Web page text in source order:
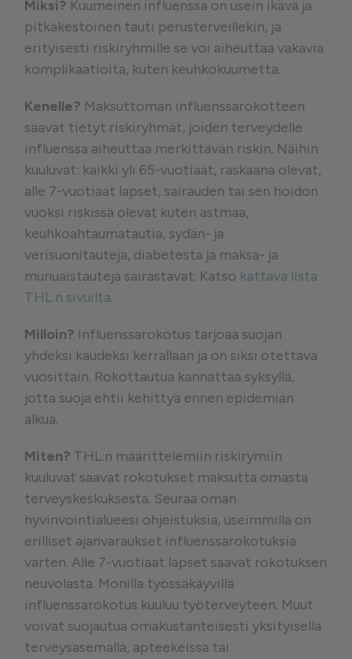
Miksi? Kuumeinen influenssa on usein ikävä ja
pitkäkestoinen tauti perusterveillekin, ja
erityisesti riskiryhmille se voi aiheuttaa vakavia
komplikaatioita, kuten keuhkokuumetta.
Kenelle? Maksuttoman influenssarokotteen
saavat tietyt riskiryhmät, joiden terveydelle
influenssa aiheuttaa merkittävän riskin. Näihin
kuuluvat: kaikki yli 65-vuotiaat, raskaana olevat,
alle 7-vuotiaat lapset, sairauden tai sen hoidon
vuoksi riskissä olevat kuten astmaa,
keuhkoahtaumatautia, sydän- ja
verisuonitauteja, diabetesta ja maksa- ja
munuaistauteja sairastavat. Katso kattava lista
THL:n sivuilta.
Milloin? Influenssarokotus tarjoaa suojan
yhdeksi kaudeksi kerrallaan ja on siksi otettava
vuosittain. Rokottautua kannattaa syksyllä,
jotta suoja ehtii kehittyä ennen epidemian
alkua.
Miten? THL:n määrittelemiin riskirymiin
kuuluvat saavat rokotukset maksutta omasta
terveyskeskuksesta. Seuraa oman
hyvinvointialueesi ohjeistuksia, useimmilla on
erilliset ajanvaraukset influenssarokotuksia
varten. Alle 7-vuotiaat lapset saavat rokotuksen
neuvolasta. Monilla työssäkäyvillä
influenssarokotus kuuluu työterveyteen. Muut
voivat suojautua omakustanteisesti yksityisellä
terveysasemalla, apteekeissa tai